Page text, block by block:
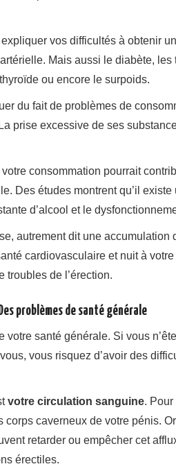
vos difficultés à obtenir
Mais aussi le diabète, les
ou encore le surpoids.
du fait de problèmes de
prise excessive de ses
consommation pourrait
Des études montrent qu’il existe
d’alcool et le
autrement dit une accumulation
cardiovasculaire et nuit à
troubles de l’érection.
problèmes de santé générale
santé générale. Si vous
vous risquez d’avoir des
votre circulation sanguine.
caverneux de votre pénis.
retarder ou empêcher cet
érectiles.